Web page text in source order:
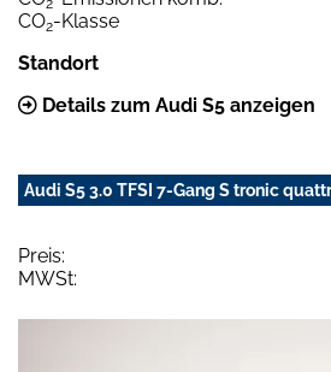
2
CO2-Klasse
Standort
Details zum Audi S5 anzeigen
Audi S5 3.0 TFSI 7-Gang S tronic
Preis:
MWSt: